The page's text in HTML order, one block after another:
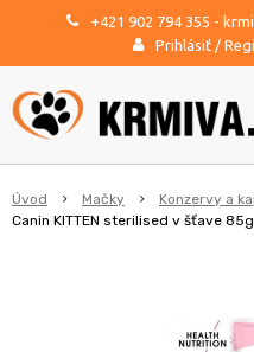
+421 902 794 355 -
Prihlásiť /
Úvod Mačky Konzervy a
Canin KITTEN sterilised v šťave 85g